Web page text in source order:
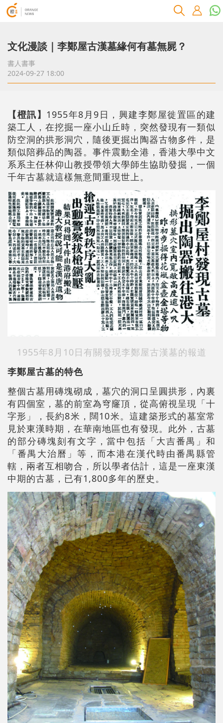
文化漫談｜李鄭屋古漢墓緣何有墓無屍？
書人書事
2024-09-27 18:00
【橙訊】 1955年8月9日，興建李鄭屋徙置區的建
築工人，在挖掘一座小山丘時，突然發現有一類似
防空洞的拱形洞穴，隨後更掘出陶器古物多件，是
類似陪葬品的陶器。事件震動全港，香港大學中文
系系主任林仰山教授帶領大學師生協助發掘，一個
千年古墓就這樣無意間重現世上。
1955年8月10日有關發現李鄭屋古漢墓的報道
李鄭屋古墓的特色
整個古墓用磚塊砌成，墓穴的洞口呈圓拱形，內裏
有四個室，墓的前室為穹窿頂，從高俯視呈現「十
字形」，長約8米，闊10米。這建築形式的墓室常
見於東漢時期，在華南地區也有發現。此外，古墓
的部分磚塊刻有文字，當中包括「大吉番禺」和
「番禺大治曆」等，而本港在漢代時由番禺縣管
轄，兩者互相吻合，所以學者估計，這是一座東漢
中期的古墓，已有1,800多年的歷史。